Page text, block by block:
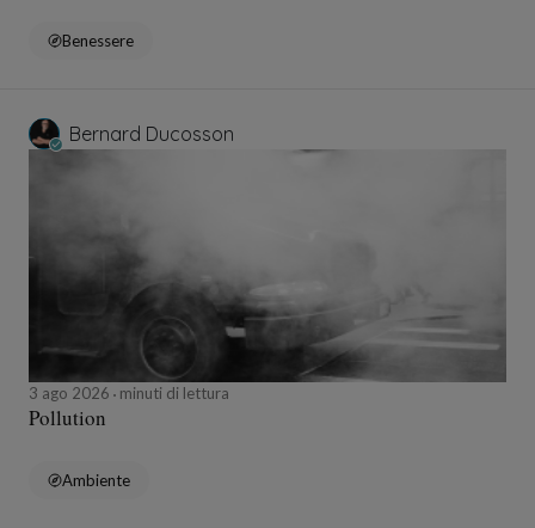
Benessere
Bernard Ducosson
3 ago 2026 minuti di lettura
Pollution
Ambiente